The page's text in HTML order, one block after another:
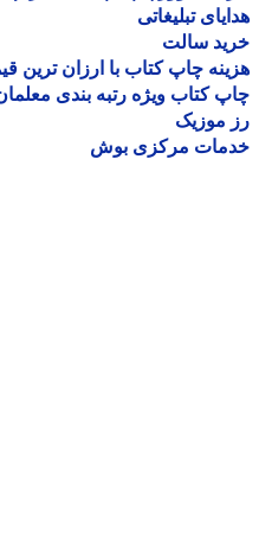
تبلیغاتی
سالت
چاپ کتاب با ارزان ترین قیمت
کتاب ویژه رتبه بندی معلمان
موزیک
مرکزی بوش